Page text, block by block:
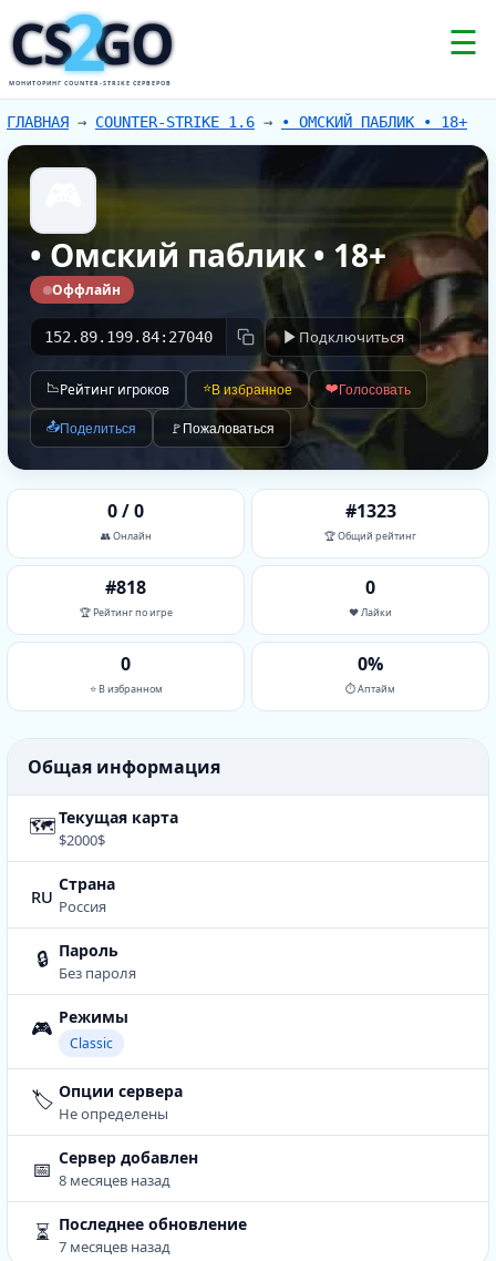
CS GO
2
МОНИТОРИНГ COUNTER-STRIKE СЕРВЕРОВ
☰
ГЛАВНАЯ → COUNTER-STRIKE 1.6 → • ОМСКИЙ ПАБЛИК • 18+
• Омский паблик • 18+
Оффлайн
152.89.199.84:27040 Подключиться
📉Рейтинг игроков ⭐В избранное ❤️Голосовать
📤Поделиться 🚩 Пожаловаться
0 / 0
👥 Онлайн
#1323
🏆 Общий рейтинг
#818
🏆 Рейтинг по игре
0
❤️ Лайки
0
⭐ В избранном
0%
⏱ Аптайм
Общая информация
🗺Текущая карта
$2000$
ru Страна
Россия
🔒 Пароль
Без пароля
🎮 Режимы
Classic
🏷️ Опции сервера
Не определены
📅 Сервер добавлен
8 месяцев назад
⏳ Последнее обновление
7 месяцев назад